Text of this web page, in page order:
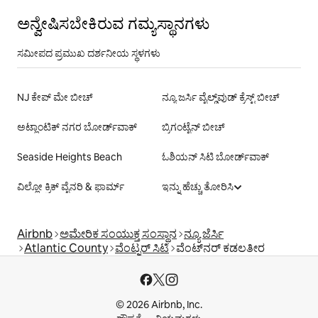
ಅನ್ವೇಷಿಸಬೇಕಿರುವ ಗಮ್ಯಸ್ಥಾನಗಳು
ಸಮೀಪದ ಪ್ರಮುಖ ದರ್ಶನೀಯ ಸ್ಥಳಗಳು
NJ ಕೇಪ್ ಮೇ ಬೀಚ್ ನ್ಯೂ ಜರ್ಸಿ ವೈಲ್ಡ್‌ವುಡ್ ಕ್ರೆಸ್ಟ್ ಬೀಚ್
ಅಟ್ಲಾಂಟಿಕ್ ನಗರ ಬೋರ್ಡ್‌ವಾಕ್ ಬ್ರಿಗಂಟೈನ್ ಬೀಚ್
Seaside Heights Beach ಓಶಿಯನ್ ಸಿಟಿ ಬೋರ್ಡ್‌ವಾಕ್
ವಿಲ್ಲೋ ಕ್ರಿಕ್ ವೈನರಿ & ಫಾರ್ಮ್ ಇನ್ನು ಹೆಚ್ಚು ತೋರಿಸಿ
Airbnb ಅಮೇರಿಕ ಸಂಯುಕ್ತ ಸಂಸ್ಥಾನ ನ್ಯೂ ಜೆರ್ಸಿ
Atlantic County ವೆಂಟ್ನರ್ ಸಿಟಿ ವೆಂಟ್‌ನರ್ ಕಡಲತೀರ
© 2026 Airbnb, Inc.